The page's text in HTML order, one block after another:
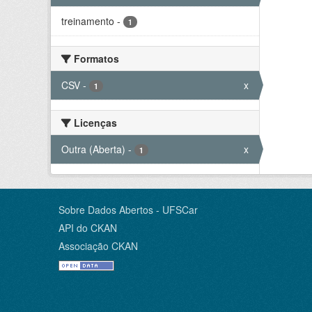
treinamento - 1
Formatos
CSV - 1 x
Licenças
Outra (Aberta) - 1 x
Sobre Dados Abertos - UFSCar
API do CKAN
Associação CKAN